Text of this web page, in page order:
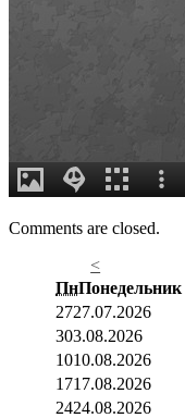
Comments are closed.
<
ПнПонедельник
2727.07.2026
303.08.2026
1010.08.2026
1717.08.2026
2424.08.2026